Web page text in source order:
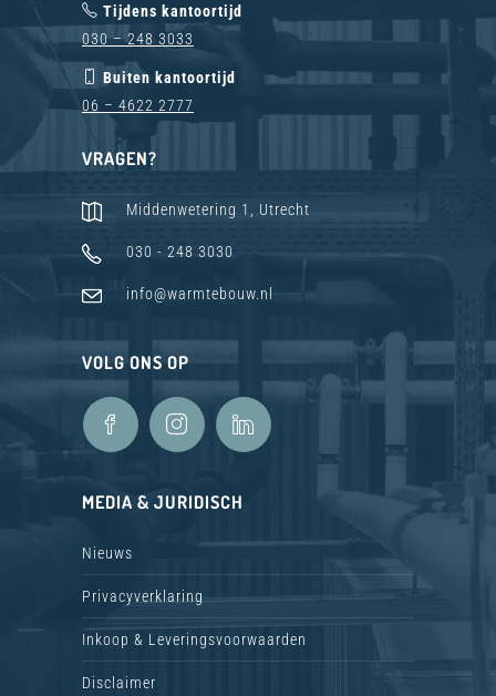
Tijdens kantoortijd
030 – 248 3033
Buiten kantoortijd
06 – 4622 2777
VRAGEN?
Middenwetering 1, Utrecht
030 - 248 3030
info@warmtebouw.nl
VOLG ONS OP
MEDIA & JURIDISCH
Nieuws
Privacyverklaring
Inkoop & Leveringsvoorwaarden
Disclaimer